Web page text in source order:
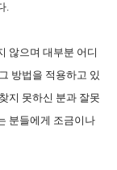
.
않으며 대부분 어디
방법을 적용하고 있
지 못하신 분과 잘못
분들에게 조금이나